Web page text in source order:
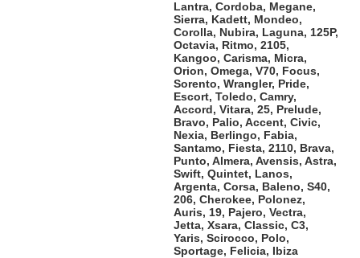
Lantra, Cordoba, Megane,
Sierra, Kadett, Mondeo,
Corolla, Nubira, Laguna, 125P,
Octavia, Ritmo, 2105,
Kangoo, Carisma, Micra,
Orion, Omega, V70, Focus,
Sorento, Wrangler, Pride,
Escort, Toledo, Camry,
Accord, Vitara, 25, Prelude,
Bravo, Palio, Accent, Civic,
Nexia, Berlingo, Fabia,
Santamo, Fiesta, 2110, Brava,
Punto, Almera, Avensis, Astra,
Swift, Quintet, Lanos,
Argenta, Corsa, Baleno, S40,
206, Cherokee, Polonez,
Auris, 19, Pajero, Vectra,
Jetta, Xsara, Classic, C3,
Yaris, Scirocco, Polo,
Sportage, Felicia, Ibiza